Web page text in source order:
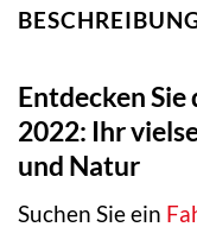
Entdecken Sie
2022: Ihr
und Natur
Suchen Sie ein